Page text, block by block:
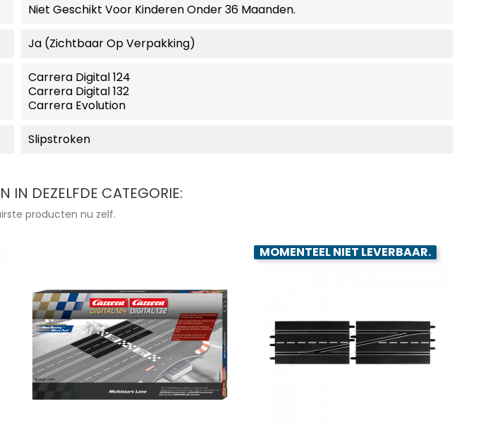
Niet Geschikt Voor Kinderen Onder 36 Maanden.
Ja (zichtbaar Op Verpakking)
Carrera Digital 124
Carrera Digital 132
Carrera Evolution
Slipstroken
IN DEZELFDE CATEGORIE:
producten nu zelf.
MOMENTEEL NIET LEVERBAAR.